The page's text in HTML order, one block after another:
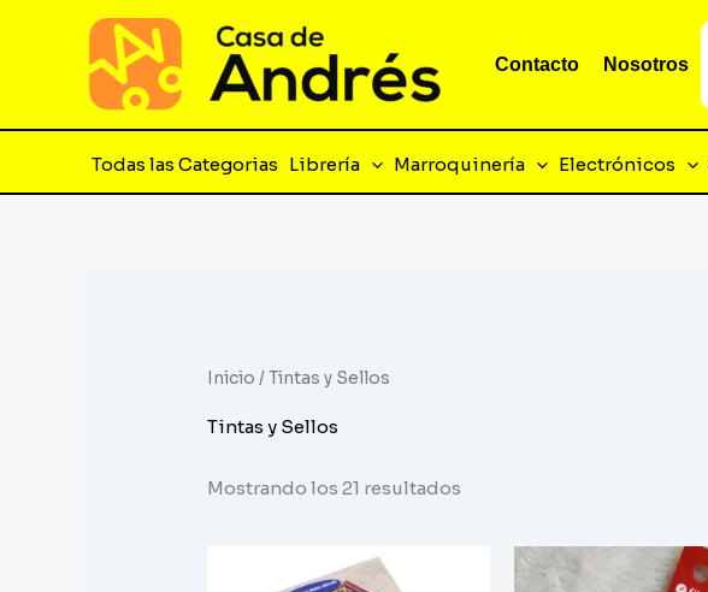
contenido
Contacto Nosotros
Todas las Categorias Librería Marroquinería Electrónicos
Inicio / Tintas y Sellos
Tintas y Sellos
Mostrando los 21 resultados